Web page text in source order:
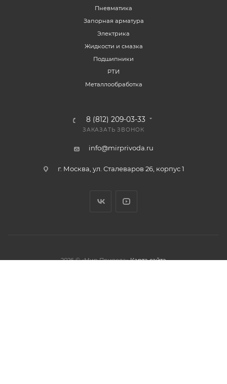
Пневматика
Запорная арматура
Электрика
Жидкости и смазка
Подшипники
РТИ
Металлообработка
8 (812) 209-03-33
ЗАКАЗАТЬ ЗВОНОК
info@mirprivoda.ru
г. Москва, ул. Сталеваров 26, корпус 1
2026 © «Мир Привода» Карта сайта